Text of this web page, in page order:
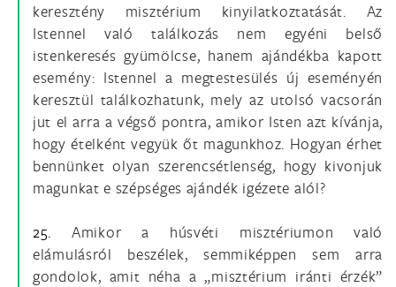
keresztény misztérium kinyilatkoztatását. Az
Istennel való találkozás nem egyéni belső
istenkeresés gyümölcse, hanem ajándékba kapott
esemény: Istennel a megtestesülés új eseményén
keresztül találkozhatunk, mely az utolsó vacsorán
jut el arra a végső pontra, amikor Isten azt kívánja,
hogy ételként vegyük őt magunkhoz. Hogyan érhet
bennünket olyan szerencsétlenség, hogy kivonjuk
magunkat e szépséges ajándék igézete alól?
25. Amikor a húsvéti misztériumon való
elámulásról beszélek, semmiképpen sem arra
gondolok, amit néha a „misztérium iránti érzék”